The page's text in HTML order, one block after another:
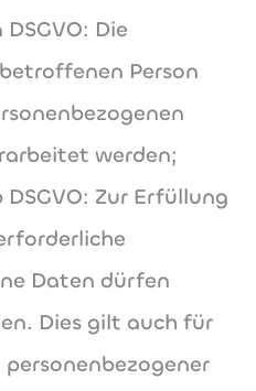
Die
Person
werden;
Zur Erfüllung
Daten dürfen
Dies gilt auch für